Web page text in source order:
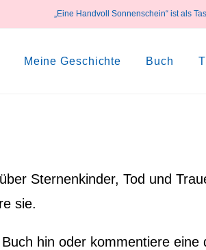
„Eine Handvoll Sonnenschein“ ist als
Meine Geschichte Buch
Sternenkinder, Tod und
sie.
hin oder kommentiere eine